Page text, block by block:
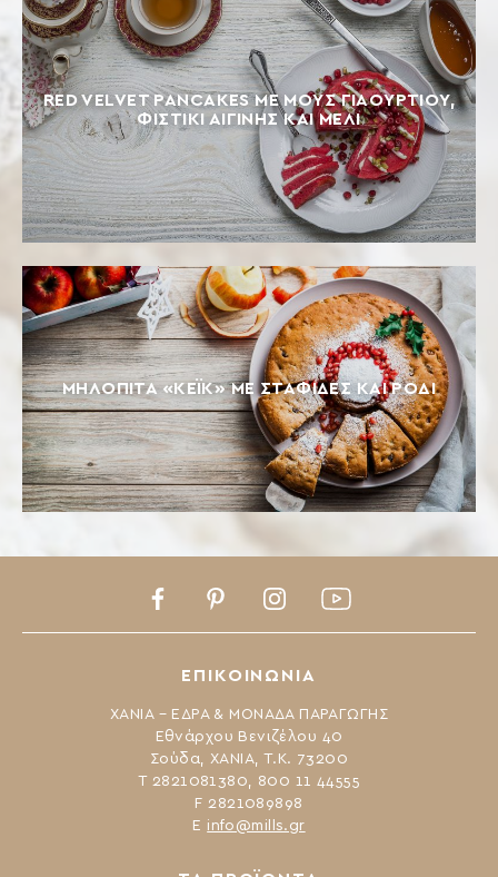
RED VELVET PANCAKES ΜΕ ΜΟΥΣ ΓΙΑΟΥΡΤΙΟΎ,
ΦΙΣΤΊΚΙ ΑΙΓΊΝΗΣ ΚΑΙ ΜΈΛΙ
ΜΗΛΌΠΙΤΑ «ΚΈΙΚ» ΜΕ ΣΤΑΦΊΔΕΣ ΚΑΙ ΡΌΔΙ
ΕΠΙΚΟΙΝΩΝΙΑ
ΧΑΝΙΑ – ΕΔΡΑ & ΜΟΝΑΔΑ ΠΑΡΑΓΩΓΗΣ
Εθνάρχου Βενιζέλου 40
Σούδα, ΧΑΝΙΑ, Τ.Κ. 73200
Τ 2821081380, 800 11 44555
F 2821089898
Ε info@mills.gr
FacebookPinterestInstagramYoutube